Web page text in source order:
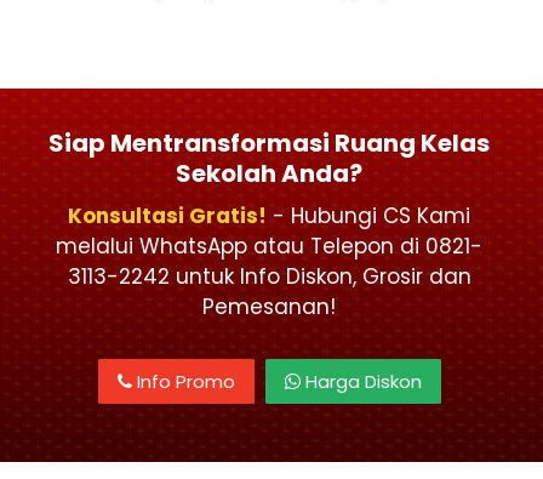
Siap Mentransformasi Ruang Kelas
Sekolah Anda?
Konsultasi Gratis! - Hubungi CS Kami
melalui WhatsApp atau Telepon di 0821-
3113-2242 untuk Info Diskon, Grosir dan
Pemesanan!
Info Promo Harga Diskon